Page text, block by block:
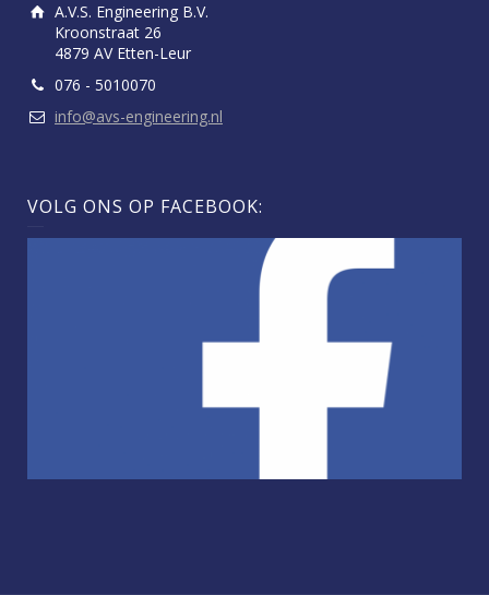
A.V.S. Engineering B.V.
Kroonstraat 26
4879 AV Etten-Leur
076 - 5010070
info@avs-engineering.nl
VOLG ONS OP FACEBOOK: